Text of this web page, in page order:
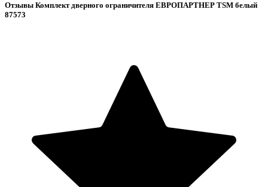
Отзывы Комплект дверного ограничителя ЕВРОПАРТНЕР TSM белый
87573